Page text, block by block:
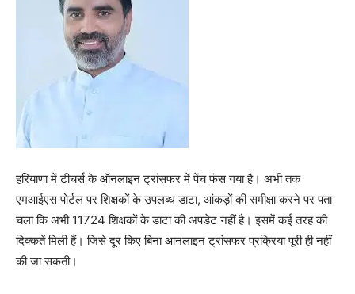
हरियाणा में टीचर्स के ऑनलाइन ट्रांसफर में पेंच फंस गया है। अभी तक
एमआईएस पोर्टल पर शिक्षकों के उपलब्ध डाटा, आंकड़ों की समीक्षा करने पर पता
चला कि अभी 11724 शिक्षकों के डाटा की अपडेट नहीं है। इसमें कई तरह की
दिक्कतें मिली हैं। जिसे दूर किए बिना आनलाइन ट्रांसफर प्रक्रिया पूरी ही नहीं
की जा सकती।